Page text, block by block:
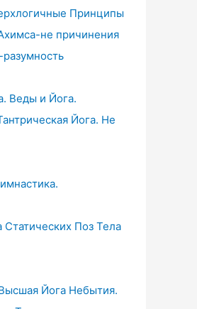
Принципы
не причинения
Веды и Йога.
Йога. Не
Статических Поз Тела
Йога Небытия.